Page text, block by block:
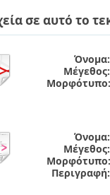
σε αυτό το
Όνομα:
Μέγεθος:
Μορφότυπο:
Όνομα:
Μέγεθος:
Μορφότυπο:
Περιγραφή: